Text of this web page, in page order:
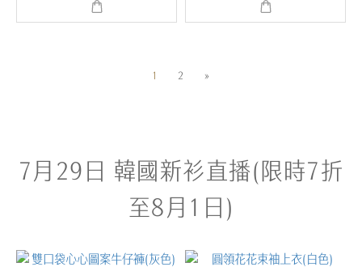
1 2 »
7月29日 韓國新衫直播(限時7折
至8月1日)